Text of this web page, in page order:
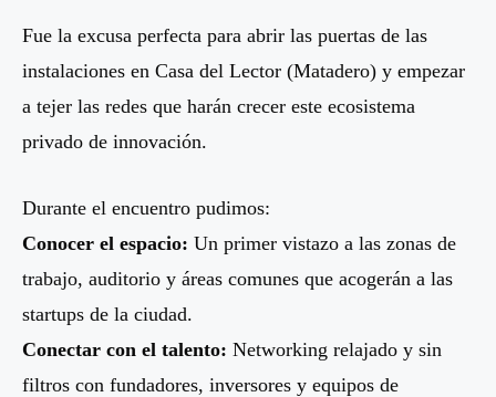
Fue la excusa perfecta para abrir las puertas de las
instalaciones en Casa del Lector (Matadero) y empezar
a tejer las redes que harán crecer este ecosistema
privado de innovación.
Durante el encuentro pudimos:
Conocer el espacio: Un primer vistazo a las zonas de
trabajo, auditorio y áreas comunes que acogerán a las
startups de la ciudad.
Conectar con el talento: Networking relajado y sin
filtros con fundadores, inversores y equipos de